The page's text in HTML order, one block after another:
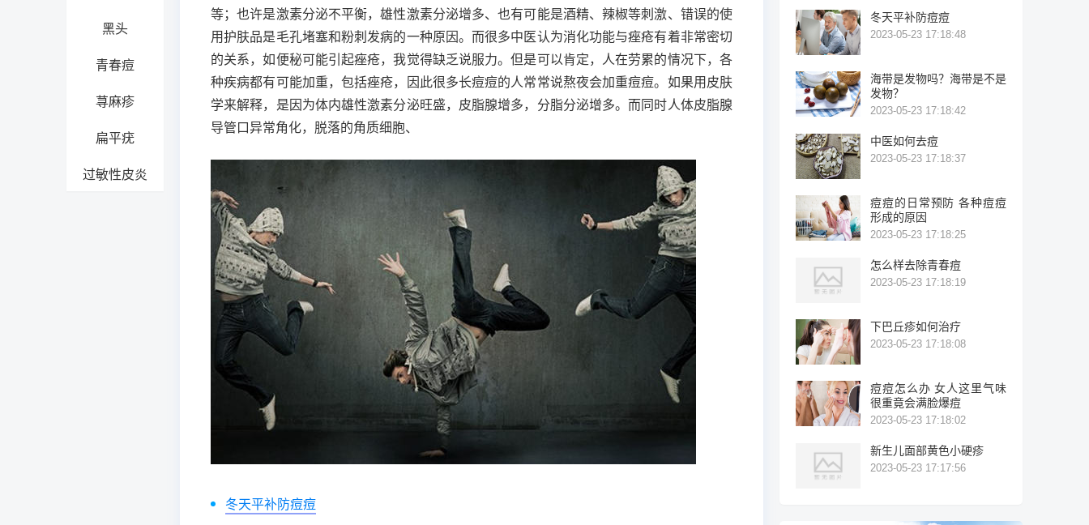
黑头
青春痘
荨麻疹
扁平疣
过敏性皮炎
等；也许是激素分泌不平衡，雄性激素分泌增多、也有可能是酒精、辣椒等刺激、错误的使
用护肤品是毛孔堵塞和粉刺发病的一种原因。而很多中医认为消化功能与痤疮有着非常密切
的关系，如便秘可能引起痤疮，我觉得缺乏说服力。但是可以肯定，人在劳累的情况下，各
种疾病都有可能加重，包括痤疮，因此很多长痘痘的人常常说熬夜会加重痘痘。如果用皮肤
学来解释，是因为体内雄性激素分泌旺盛，皮脂腺增多，分脂分泌增多。而同时人体皮脂腺
导管口异常角化，脱落的角质细胞、
冬天平补防痘痘
冬天平补防痘痘
2023-05-23 17:18:48
海带是发物吗？海带是不是
发物？
2023-05-23 17:18:42
中医如何去痘
2023-05-23 17:18:37
痘痘的日常预防 各种痘痘
形成的原因
2023-05-23 17:18:25
怎么样去除青春痘
2023-05-23 17:18:19
下巴丘疹如何治疗
2023-05-23 17:18:08
痘痘怎么办 女人这里气味
很重竟会满脸爆痘
2023-05-23 17:18:02
新生儿面部黄色小硬疹
2023-05-23 17:17:56